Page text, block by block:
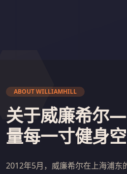
ABOUT WILLIAMHILL
关于威廉希尔
量每一寸健身
2012年5月，威廉希尔在上海浦东